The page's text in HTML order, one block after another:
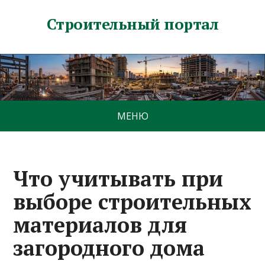
Строительный портал
МЕНЮ
Что учитывать при
выборе строительных
материалов для
загородного дома